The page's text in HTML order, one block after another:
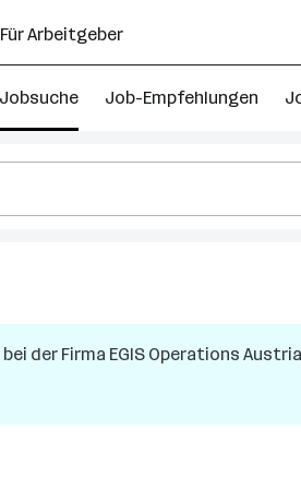
Für Arbeitgeber
Jobsuche Job-Empfehlungen
bei der Firma EGIS Operations